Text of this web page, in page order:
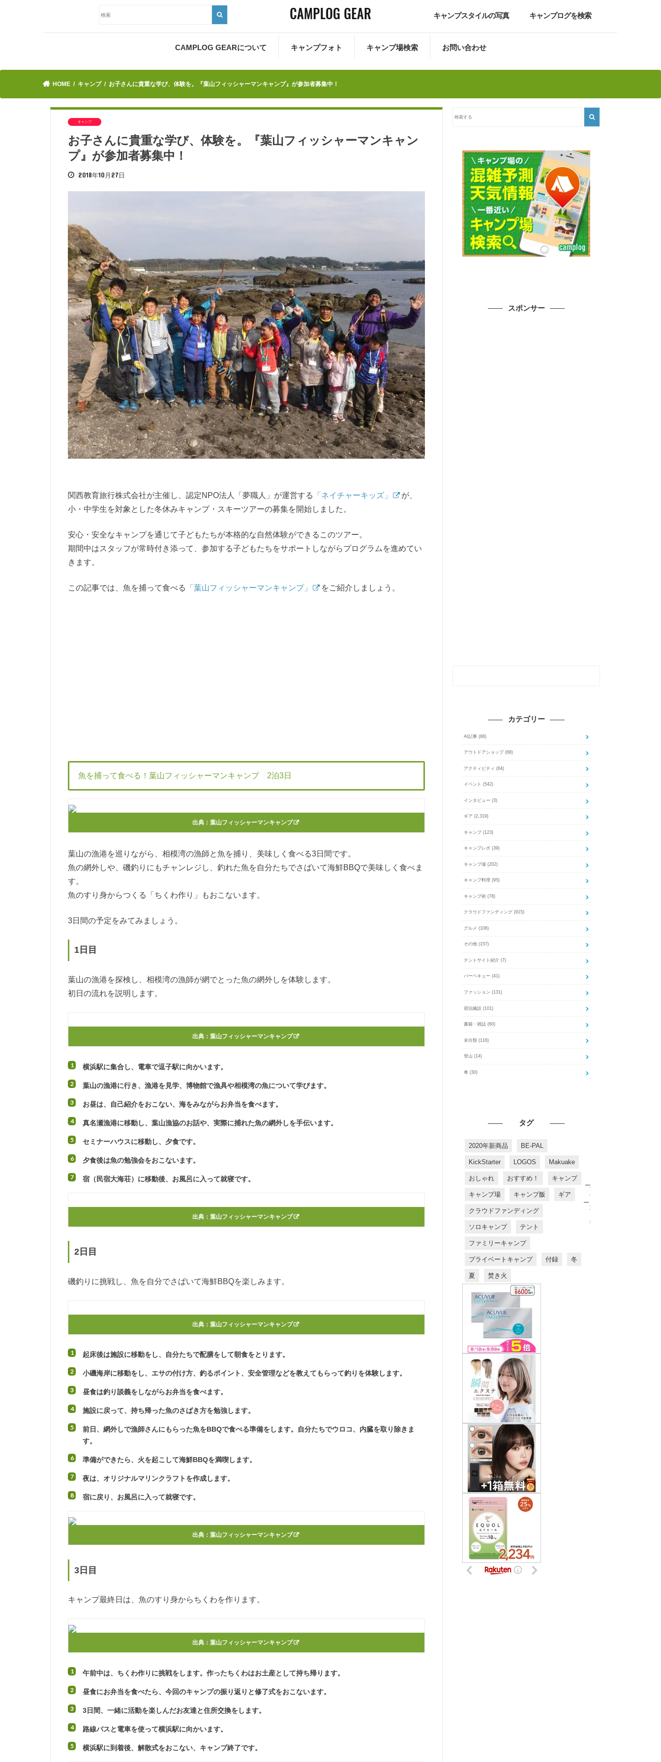
キャンプスタイルの写真 キャンプログを検索
CAMPLOG GEARについて キャンプフォト キャンプ場検索 お問い合わせ
HOME キャンプ お子さんに貴重な学び、体験を。『葉山フィッシャーマンキャンプ』が参加者募集中！
キャンプ
お子さんに貴重な学び、体験を。『葉山フィッシャーマンキャン
プ』が参加者募集中！
2018年10月27日
関西教育旅行株式会社が主催し、認定NPO法人「夢職人」が運営する 「ネイチャーキッズ」
が、
小・中学生を対象とした冬休みキャンプ・スキーツアーの募集を開始しました。
安心・安全なキャンプを通じて子どもたちが本格的な自然体験ができるこのツアー。
期間中はスタッフが常時付き添って、参加する子どもたちをサポートしながらプログラムを進めてい
きます。
この記事では、魚を捕って食べる 「葉山フィッシャーマンキャンプ」 をご紹介しましょう。
魚を捕って食べる！葉山フィッシャーマンキャンプ 2泊3日
出典：葉山フィッシャーマンキャンプ
葉山の漁港を巡りながら、相模湾の漁師と魚を捕り、美味しく食べる3日間です。
魚の網外しや、磯釣りにもチャンレジし、釣れた魚を自分たちでさばいて海鮮BBQで美味しく食べま
す。
魚のすり身からつくる「ちくわ作り」もおこないます。
3日間の予定をみてみましょう。
1日目
葉山の漁港を探検し、相模湾の漁師が網でとった魚の網外しを体験します。
初日の流れを説明します。
出典 ：葉山フィッシャーマンキャンプ
横浜駅に集合し、電車で逗子駅に向かいます。
葉山の漁港に行き、漁港を見学、博物館で漁具や相模湾の魚について学びます。
お昼は、自己紹介をおこない、海をみながらお弁当を食べます。
真名瀬漁港に移動し、葉山漁協のお話や、実際に捕れた魚の網外しを手伝います。
セミナーハウスに移動し、夕食です。
夕食後は魚の勉強会をおこないます。
宿（民宿大海荘）に移動後、お風呂に入って就寝です。
出典：葉山フィッシャーマンキャンプ
2日目
磯釣りに挑戦し、魚を自分でさばいて海鮮BBQを楽しみます。
出典：葉山フィッシャーマンキャンプ
起床後は施設に移動をし、自分たちで配膳をして朝食をとります。
小磯海岸に移動をし、エサの付け方、釣るポイント、安全管理などを教えてもらって釣りを体験します。
昼食は釣り談義をしながらお弁当を食べます。
施設に戻って、持ち帰った魚のさばき方を勉強します。
前日、網外しで漁師さんにもらった魚をBBQで食べる準備をします。自分たちでウロコ、内臓を取り除きま
す。
準備ができたら、火を起こして海鮮BBQを満喫します。
夜は、オリジナルマリンクラフトを作成します。
宿に戻り、お風呂に入って就寝です。
出典：葉山フィッシャーマンキャンプ
3日目
キャンプ最終日は、魚のすり身からちくわを作ります。
出典：葉山フィッシャーマンキャンプ
午前中は、ちくわ作りに挑戦をします。作ったちくわはお土産として持ち帰ります。
昼食にお弁当を食べたら、今回のキャンプの振り返りと修了式をおこないます。
3日間、一緒に活動を楽しんだお友達と住所交換をします。
路線バスと電車を使って横浜駅に向かいます。
横浜駅に到着後、解散式をおこない、キャンプ終了です。
スポンサー
カテゴリー
AI記事 (88)
アウトドアショップ (68)
アクティビティ (64)
イベント (542)
インタビュー (3)
ギア (2,319)
キャンプ (123)
キャンプレポ (39)
キャンプ場 (202)
キャンプ料理 (95)
キャンプ術 (78)
クラウドファンディング (915)
グルメ (106)
その他 (157)
テントサイト紹介 (7)
バーベキュー (41)
ファッション (131)
宿泊施設 (101)
書籍・雑誌 (60)
未分類 (116)
登山 (14)
車 (30)
タグ
2020年新商品 BE-PAL
KickStarter LOGOS Makuake
おしゃれ おすすめ！ キャンプ
キャンプ場 キャンプ飯 ギア
クラウドファンディング
ソロキャンプ テント
ファミリーキャンプ
プライベートキャンプ 付録 冬
夏 焚き火
す
す
め
商
品